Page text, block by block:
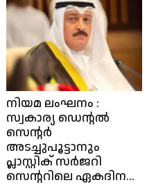
നിയമ ലംഘനം :
സ്വകാര്യ ഡെൻ്റൽ
സെൻ്റർ
അടച്ചുപൂട്ടാനും
പ്ലാസ്റ്റിക് സർജറി
സെൻ്ററിലെ ഏകദിന...